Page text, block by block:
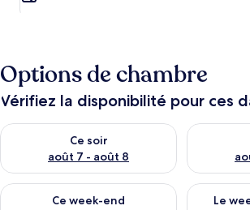
Options de chambre
Vérifiez la disponibilité pour ces
Ce soir
août 7 - août 8
Vérifier la disponibilité pour ce soir août 7
Vérifier la
Ce week-end
Vérifier la disponibilité pour ce week-end
Le
Vérifier la